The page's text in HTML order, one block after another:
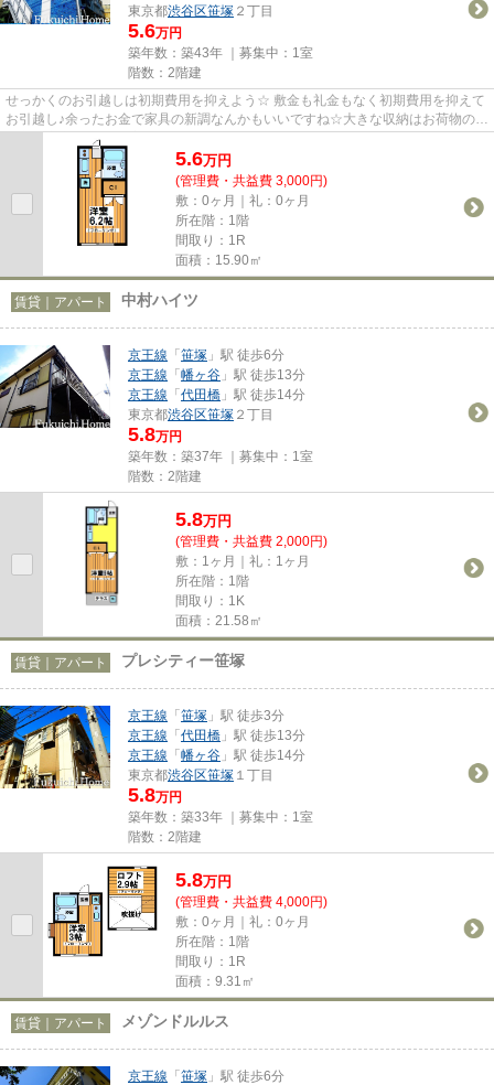
東京都渋谷区笹塚 ２丁目
5.6万円
築年数：築43年 ｜募集中： 1室
階数：2階建
せっかくのお引越しは初期費用を抑えよう☆ 敷金も礼金もなく初期費用を抑えて
お引越し♪余ったお金で家具の新調なんかもいいですね☆大きな収納はお荷物の多
い方も安心です♪落ち着いた住...
5.6万円
(管理費・共益費 3,000円)
敷：0ヶ月｜礼：0ヶ月
所在階：1階
間取り：1R
面積：15.90㎡
賃貸｜アパート 中村ハイツ
京王線 「笹塚 」駅 徒歩6分
京王線 「幡ヶ谷 」駅 徒歩13分
京王線 「代田橋 」駅 徒歩14分
東京都渋谷区笹塚 ２丁目
5.8万円
築年数：築37年 ｜募集中： 1室
階数：2階建
5.8万円
(管理費・共益費 2,000円)
敷：1ヶ月｜礼：1ヶ月
所在階：1階
間取り：1K
面積：21.58㎡
賃貸｜アパート プレシティー笹塚
京王線 「笹塚 」駅 徒歩3分
京王線 「代田橋 」駅 徒歩13分
京王線 「幡ヶ谷 」駅 徒歩14分
東京都渋谷区笹塚 １丁目
5.8万円
築年数：築33年 ｜募集中： 1室
階数：2階建
5.8万円
(管理費・共益費 4,000円)
敷：0ヶ月｜礼：0ヶ月
所在階：1階
間取り：1R
面積：9.31㎡
賃貸｜アパート メゾンドルルス
京王線 「笹塚 」駅 徒歩6分